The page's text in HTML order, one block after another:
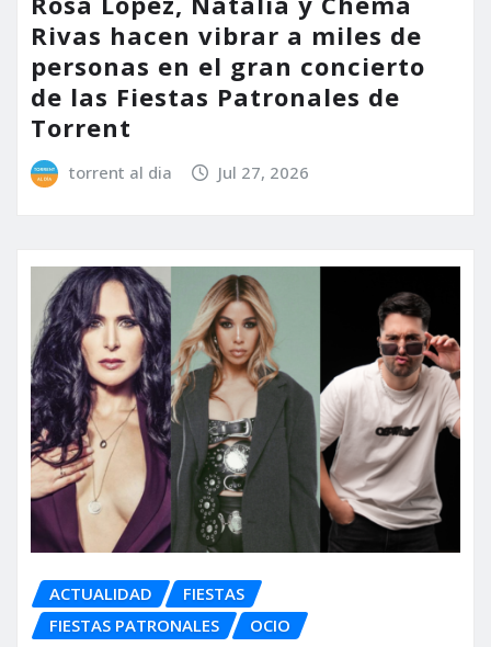
Rivas hacen vibrar a miles de
personas en el gran concierto
de las Fiestas Patronales de
Torrent
torrent al dia Jul 27, 2026
ACTUALIDAD
FIESTAS
FIESTAS PATRONALES
OCIO